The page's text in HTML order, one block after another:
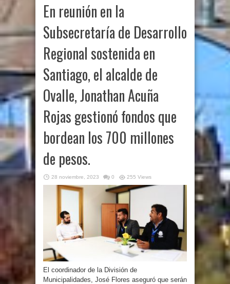
En reunión en la
Subsecretaría de Desarrollo
Regional sostenida en
Santiago, el alcalde de
Ovalle, Jonathan Acuña
Rojas gestionó fondos que
bordean los 700 millones
de pesos.
28 noviembre, 2023 0 255 Views
El coordinador de la División de
Municipalidades, José Flores aseguró que serán